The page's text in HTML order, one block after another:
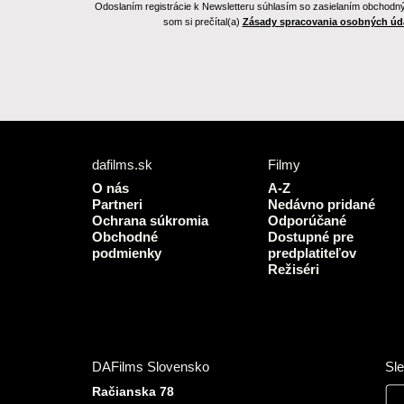
Odoslaním registrácie k Newsletteru súhlasím so zasielaním
som si prečítal(a) Zásady spracovania osobných
dafilms.sk
O nás
Partneri
Ochrana súkromia
Obchodné
podmienky
Filmy
A-Z
Nedávno pridané
Odporúčané
Dostupné pre
predplatiteľov
Režiséri
DAFilms Slovensko
Račianska 78